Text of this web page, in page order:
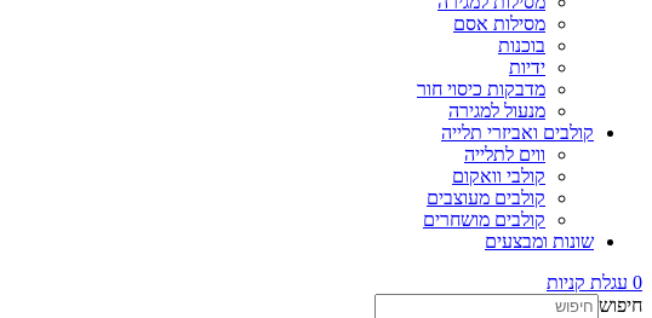
מסילות אסם
בוכנות
ידיות
מדבקות כיסוי חור
מנעול למגירה
קולבים ואביזרי תלייה
ווים לתלייה
קולבי וואקום
קולבים מעוצבים
קולבים מושחרים
שונות ומבצעים
0 עגלת קניות
חיפוש